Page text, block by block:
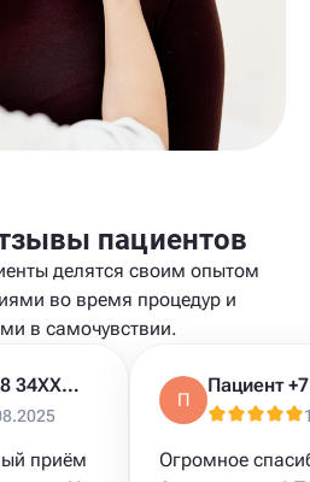
пациентов
делятся своим опытом
во время процедур и
в самочувствии.
Пациент +7 928 34XXXXX
приём
П
Огромное